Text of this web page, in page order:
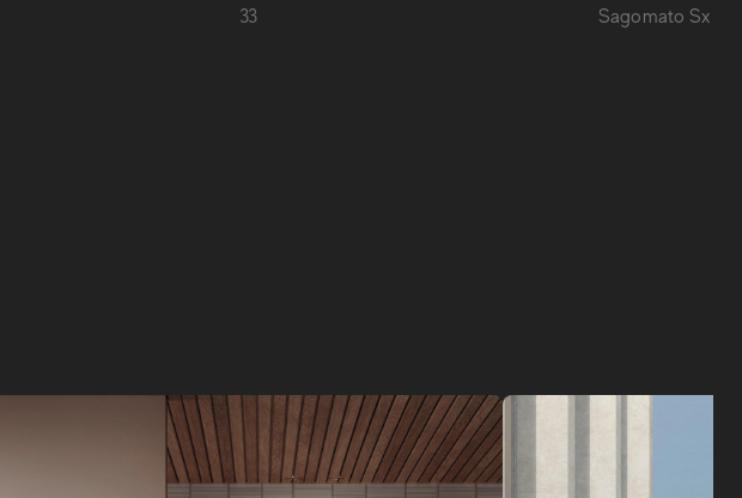
33
Sagomato Sx
리사 오시노와 함께 개발한 컬렉션의 차별화 요소입